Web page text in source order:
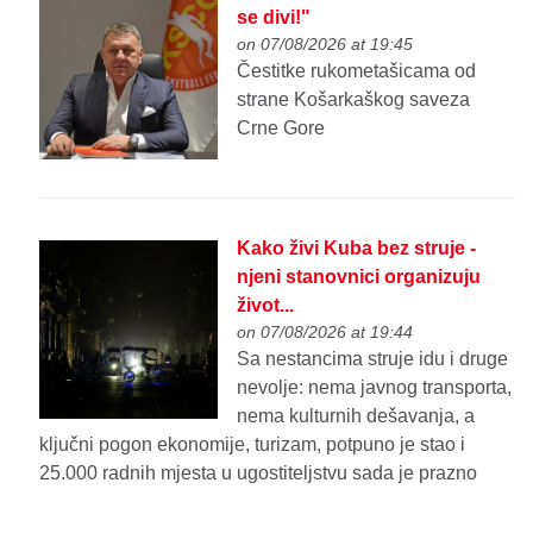
se divi!"
on 07/08/2026 at 19:45
Čestitke rukometašicama od
strane Košarkaškog saveza
Crne Gore
Kako živi Kuba bez struje -
njeni stanovnici organizuju
život...
on 07/08/2026 at 19:44
Sa nestancima struje idu i druge
nevolje: nema javnog transporta,
nema kulturnih dešavanja, a
ključni pogon ekonomije, turizam, potpuno je stao i
25.000 radnih mjesta u ugostiteljstvu sada je prazno